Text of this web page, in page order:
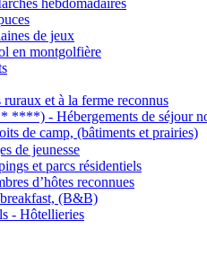
de jeux
en montgolfière
ruraux et à la ferme reconnus
- Hébergements de séjour
de camp, (bâtiments et prairies)
de jeunesse
et parcs résidentiels
d’hôtes reconnues
(B&B)
- Hôtellieries